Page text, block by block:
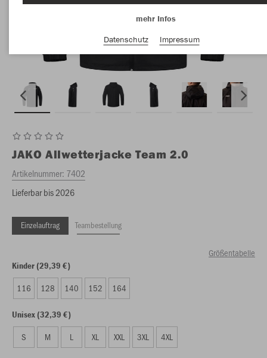
JAKO Allwetterjacke Team 2.0
Artikelnummer: 7402
Lieferbar bis 2026
Einzelauftrag Teambestellung
Größentabelle
Kinder (29,39 €)
116 128 140 152 164
Unisex (32,39 €)
S M L XL XXL 3XL 4XL
mehr Infos
Datenschutz
Impressum